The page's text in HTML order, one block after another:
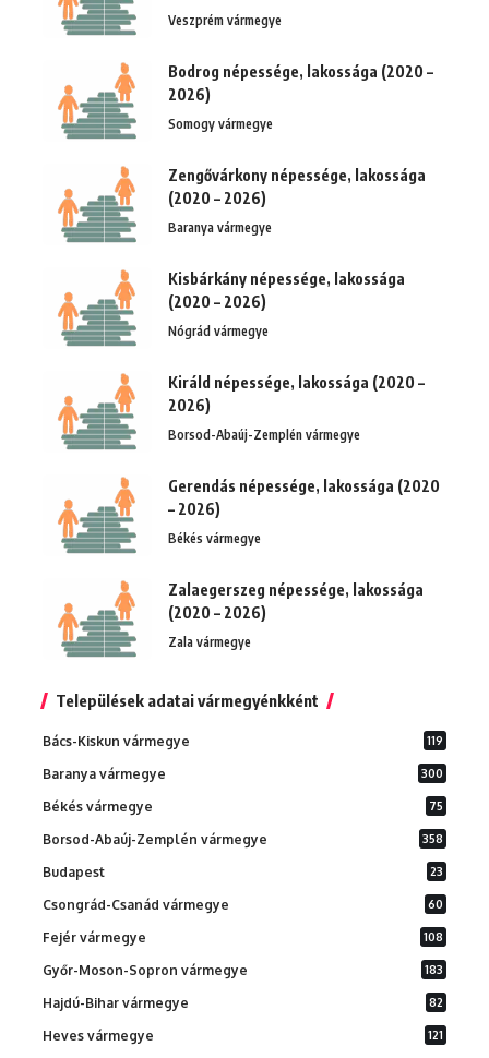
Veszprém vármegye
Bodrog népessége, lakossága (2020 –
2026)
Somogy vármegye
Zengővárkony népessége, lakossága
(2020 – 2026)
Baranya vármegye
Kisbárkány népessége, lakossága
(2020 – 2026)
Nógrád vármegye
Királd népessége, lakossága (2020 –
2026)
Borsod-Abaúj-Zemplén vármegye
Gerendás népessége, lakossága (2020
– 2026)
Békés vármegye
Zalaegerszeg népessége, lakossága
(2020 – 2026)
Zala vármegye
Települések adatai vármegyénkként
Bács-Kiskun vármegye 119
Baranya vármegye 300
Békés vármegye 75
Borsod-Abaúj-Zemplén vármegye 358
Budapest 23
Csongrád-Csanád vármegye 60
Fejér vármegye 108
Győr-Moson-Sopron vármegye 183
Hajdú-Bihar vármegye 82
Heves vármegye 121